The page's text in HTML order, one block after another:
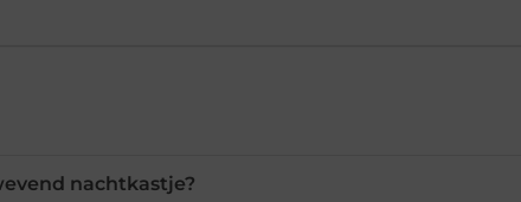
nachtkastje?